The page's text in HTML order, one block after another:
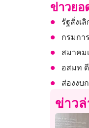
ข่าวย
รัฐสั่งเ
กรมกา
สมาคม
อสมท ดี
ส่องงบ
ข่าว